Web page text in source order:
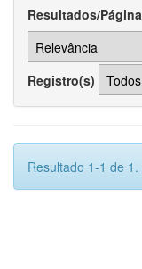
Resultados/Página
Registro(s)
Resultado 1-1 de 1.